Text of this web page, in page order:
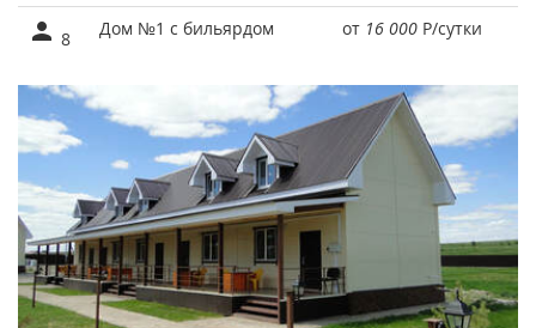
8 Дом №1 с бильярдом от 16 000 Р/сутки